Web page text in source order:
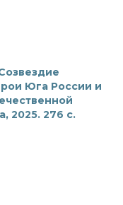
Юга России и
2025. 276 с.